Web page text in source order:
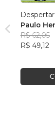
Despertar
Paulo
R$ 62,05
R$ 49,12